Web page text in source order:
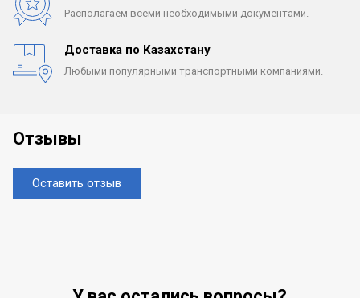
Располагаем всеми необходимыми документами.
Доставка по Казахстану
Любыми популярными транспортными компаниями.
Отзывы
Оставить отзыв